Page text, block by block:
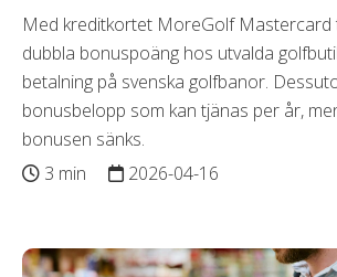
Med kreditkortet MoreGolf Mastercard
dubbla bonuspoäng hos utvalda
betalning på svenska golfbanor.
bonusbelopp som kan tjänas per år,
bonusen sänks.
3 min
2026-04-16